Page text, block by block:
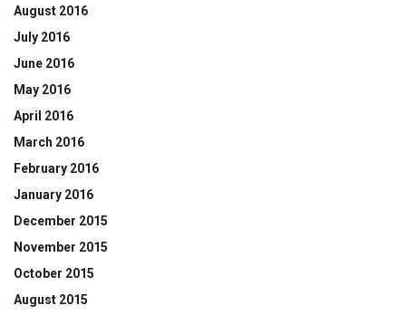
August 2016
July 2016
June 2016
May 2016
April 2016
March 2016
February 2016
January 2016
December 2015
November 2015
October 2015
August 2015